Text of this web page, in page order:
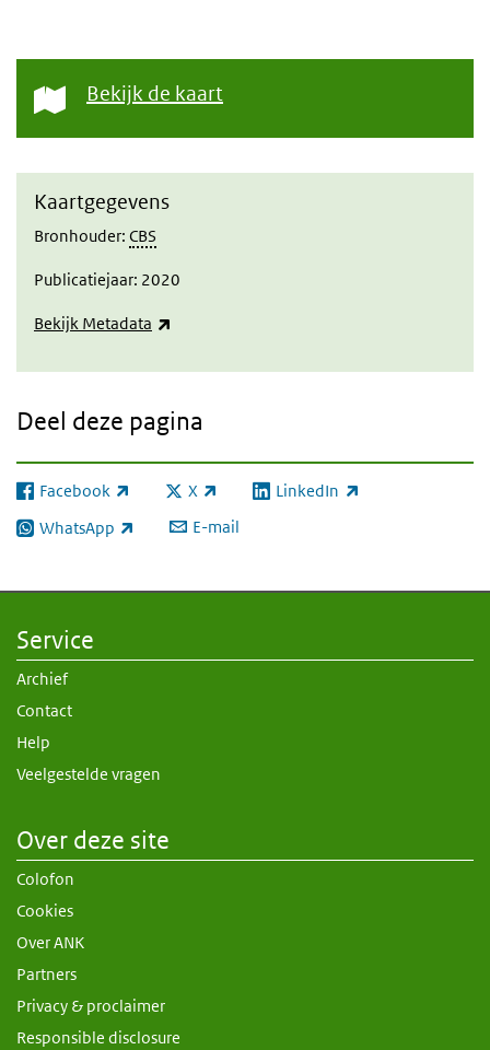
Bekijk de kaart
Kaartgegevens
Bronhouder: CBS
Publicatiejaar: 2020
Bekijk Metadata
Deel deze pagina
Facebook
(externe link) X
(externe link) LinkedIn
(externe link)
WhatsApp
(externe link) E-mail
Service
Archief
Contact
Help
Veelgestelde vragen
Over deze site
Colofon
Cookies
Over ANK
Partners
Privacy & proclaimer
Responsible disclosure